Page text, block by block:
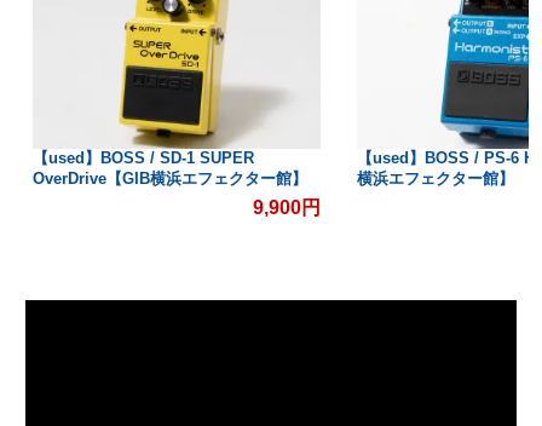
【used】BOSS / SD-1 SUPER
OverDrive【GIB横浜エフェクター館】
9,900円
【used】BOSS / PS-6
横浜エフェクター館】